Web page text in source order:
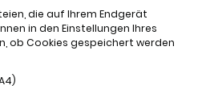
die auf Ihrem Endgerät
in den Einstellungen Ihres
ob Cookies gespeichert werden